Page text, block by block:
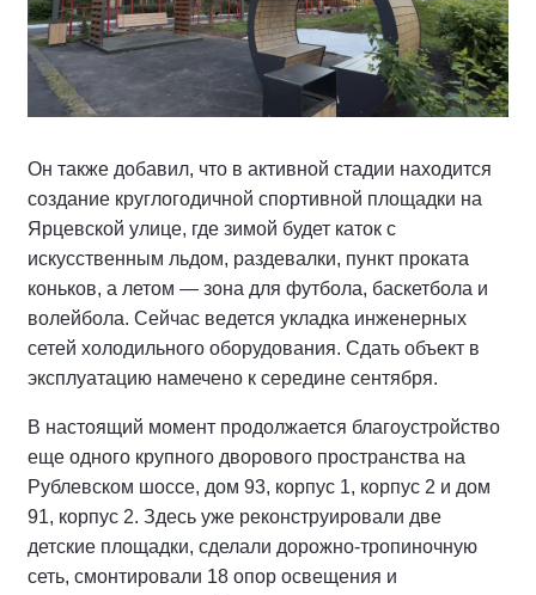
Он также добавил, что в активной стадии находится
создание круглогодичной спортивной площадки на
Ярцевской улице, где зимой будет каток с
искусственным льдом, раздевалки, пункт проката
коньков, а летом — зона для футбола, баскетбола и
волейбола. Сейчас ведется укладка инженерных
сетей холодильного оборудования. Сдать объект в
эксплуатацию намечено к середине сентября.
В настоящий момент продолжается благоустройство
еще одного крупного дворового пространства на
Рублевском шоссе, дом 93, корпус 1, корпус 2 и дом
91, корпус 2. Здесь уже реконструировали две
детские площадки, сделали дорожно-тропиночную
сеть, смонтировали 18 опор освещения и